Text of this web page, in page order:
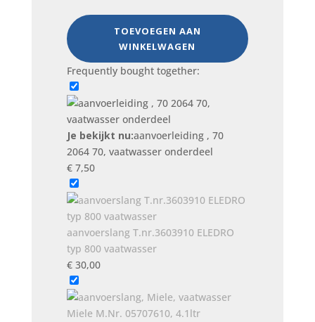
2064
70,
vaatwasser
onderdeel
aantal
TOEVOEGEN AAN
WINKELWAGEN
Frequently bought together:
Je bekijkt nu:aanvoerleiding , 70
2064 70, vaatwasser onderdeel
€7,50
aanvoerslang T.nr.3603910 ELEDRO
typ 800 vaatwasser
€30,00